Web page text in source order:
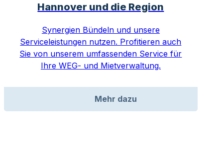
Hannover und die Region
Synergien Bündeln und unsere
Serviceleistungen nutzen. Profitieren auch
Sie von unserem umfassenden Service für
Ihre WEG- und Mietverwaltung.
Mehr dazu